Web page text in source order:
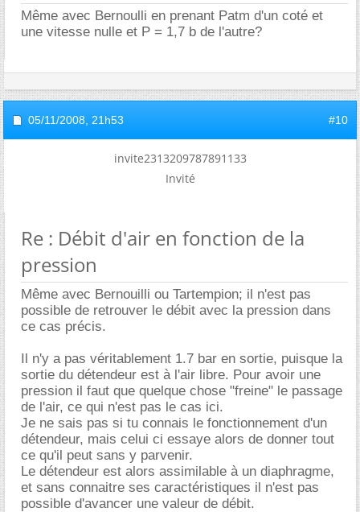
Même avec Bernoulli en prenant Patm d'un coté et
une vitesse nulle et P = 1,7 b de l'autre?
05/11/2008, 21h53 #10
invite2313209787891133
Invité
Re : Débit d'air en fonction de la
pression
Même avec Bernouilli ou Tartempion; il n'est pas
possible de retrouver le débit avec la pression dans
ce cas précis.
Il n'y a pas véritablement 1.7 bar en sortie, puisque la
sortie du détendeur est à l'air libre. Pour avoir une
pression il faut que quelque chose "freine" le passage
de l'air, ce qui n'est pas le cas ici.
Je ne sais pas si tu connais le fonctionnement d'un
détendeur, mais celui ci essaye alors de donner tout
ce qu'il peut sans y parvenir.
Le détendeur est alors assimilable à un diaphragme,
et sans connaitre ses caractéristiques il n'est pas
possible d'avancer une valeur de débit.